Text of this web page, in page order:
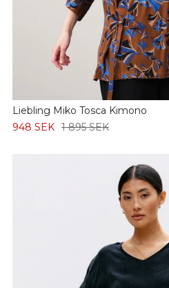
Liebling Miko Tosca Kimono
948 SEK 1 895 SEK